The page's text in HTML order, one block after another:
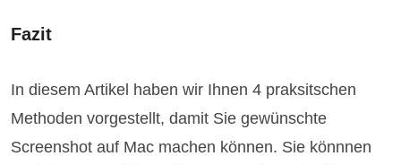
Fazit
In diesem Artikel haben wir Ihnen 4 praksitschen
Methoden vorgestellt, damit Sie gewünschte
Screenshot auf Mac machen können. Sie könnnen